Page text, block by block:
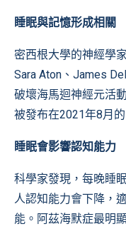
睡眠與記憶形成相關
密西根大學的神經學
Sara Aton、James
破壞海馬迴神經元活
被發布在2021年8月的
睡眠會影響認知能力
科學家發現，每晚睡
人認知能力會下降，
能。阿茲海默症最明